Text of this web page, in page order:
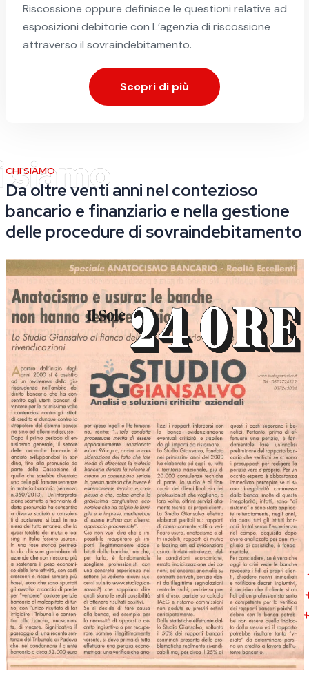
Riscossione oppure definisce le questioni relative ad
esposizioni debitorie con L’agenzia di riscossione
attraverso il sovraindebitamento.
Scopri di più
CHI SIAMO
Da oltre venti anni nel contezioso
bancario e finanziario e nella gestione
delle procedure di sovraindebitamento